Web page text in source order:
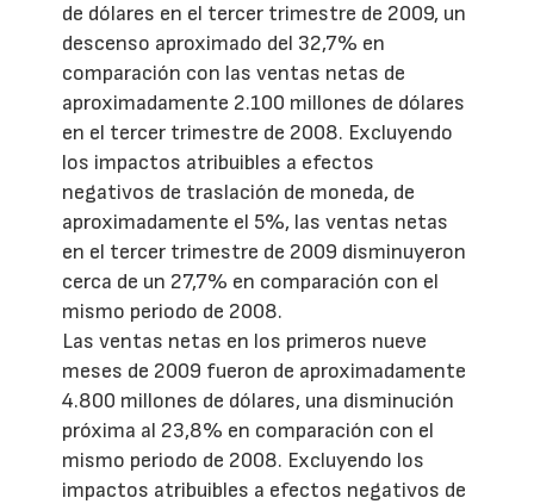
de dólares en el tercer trimestre de 2009, un
descenso aproximado del 32,7% en
comparación con las ventas netas de
aproximadamente 2.100 millones de dólares
en el tercer trimestre de 2008. Excluyendo
los impactos atribuibles a efectos
negativos de traslación de moneda, de
aproximadamente el 5%, las ventas netas
en el tercer trimestre de 2009 disminuyeron
cerca de un 27,7% en comparación con el
mismo periodo de 2008.
Las ventas netas en los primeros nueve
meses de 2009 fueron de aproximadamente
4.800 millones de dólares, una disminución
próxima al 23,8% en comparación con el
mismo periodo de 2008. Excluyendo los
impactos atribuibles a efectos negativos de